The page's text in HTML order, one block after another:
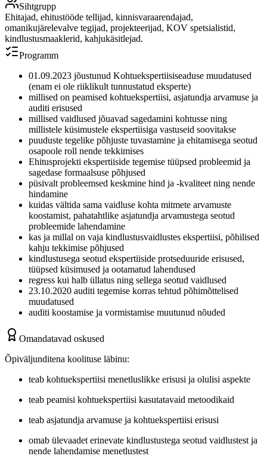
Sihtgrupp
Ehitajad, ehitustööde tellijad, kinnisvaraarendajad,
omanikujärelevalve tegijad, projekteerijad, KOV spetsialistid,
kindlustusmaaklerid, kahjukäsitlejad.
Programm
01.09.2023 jõustunud Kohtuekspertiisiseaduse muudatused
(enam ei ole riiklikult tunnustatud eksperte)
millised on peamised kohtuekspertiisi, asjatundja arvamuse ja
auditi erisused
millised vaidlused jõuavad sagedamini kohtusse ning
millistele küsimustele ekspertiisiga vastuseid soovitakse
puuduste tegelike põhjuste tuvastamine ja ehitamisega seotud
osapoole roll nende tekkimises
Ehitusprojekti ekspertiiside tegemise tüüpsed probleemid ja
sagedase formaalsuse põhjused
püsivalt probleemsed keskmine hind ja -kvaliteet ning nende
hindamine
kuidas vältida sama vaidluse kohta mitmete arvamuste
koostamist, pahatahtlike asjatundja arvamustega seotud
probleemide lahendamine
kas ja millal on vaja kindlustusvaidlustes ekspertiisi, põhilised
kahju tekkimise põhjused
kindlustusega seotud ekspertiiside protseduuride erisused,
tüüpsed küsimused ja ootamatud lahendused
regress kui halb üllatus ning sellega seotud vaidlused
23.10.2020 auditi tegemise korras tehtud põhimõttelised
muudatused
auditi koostamise ja vormistamise muutunud nõuded
Omandatavad oskused
Õpiväljunditena koolituse läbinu:
teab kohtuekspertiisi menetluslikke erisusi ja olulisi aspekte
teab peamisi kohtuekspertiisi kasutatavaid metoodikaid
teab asjatundja arvamuse ja kohtuekspertiisi erisusi
omab ülevaadet erinevate kindlustustega seotud vaidlustest ja
nende lahendamise menetlustest